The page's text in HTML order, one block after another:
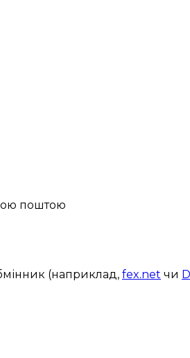
поштою
(наприклад, fex.net чи